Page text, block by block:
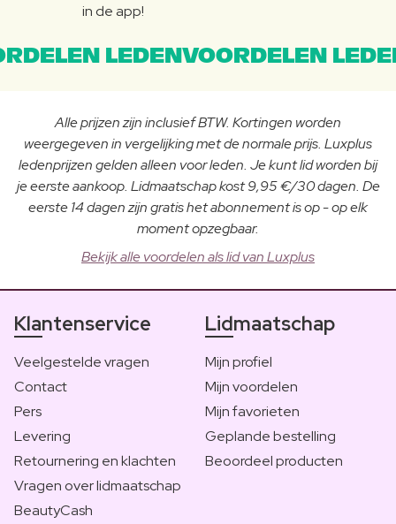
in de app!
LEDENVOORDELEN
Alle prijzen zijn inclusief BTW. Kortingen worden
weergegeven in vergelijking met de normale prijs. Luxplus
ledenprijzen gelden alleen voor leden. Je kunt lid worden bij
je eerste aankoop. Lidmaatschap kost 9,95 €/30 dagen. De
eerste 14 dagen zijn gratis het abonnement is op - op elk
moment opzegbaar.
Bekijk alle voordelen als lid van Luxplus
Klantenservice
Veelgestelde vragen
Contact
Pers
Levering
Retournering en klachten
Vragen over lidmaatschap
BeautyCash
Lidmaatschap
Mijn profiel
Mijn voordelen
Mijn favorieten
Geplande bestelling
Beoordeel producten